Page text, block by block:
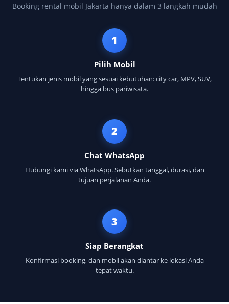
Booking rental mobil Jakarta hanya dalam 3 langkah mudah
1
Pilih Mobil
Tentukan jenis mobil yang sesuai kebutuhan: city car, MPV, SUV,
hingga bus pariwisata.
2
Chat WhatsApp
Hubungi kami via WhatsApp. Sebutkan tanggal, durasi, dan
tujuan perjalanan Anda.
3
Siap Berangkat
Konfirmasi booking, dan mobil akan diantar ke lokasi Anda
tepat waktu.